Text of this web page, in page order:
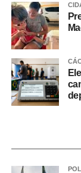
Para participar,
anos e ensino
de agente
comprovar que
macroárea da
Os aprovados
município.